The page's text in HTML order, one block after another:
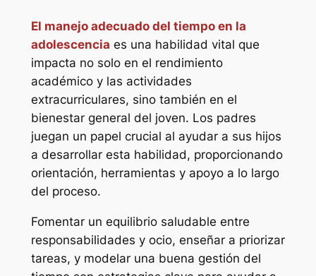
El manejo adecuado del tiempo en la
adolescencia es una habilidad vital que
impacta no solo en el rendimiento
académico y las actividades
extracurriculares, sino también en el
bienestar general del joven. Los padres
juegan un papel crucial al ayudar a sus hijos
a desarrollar esta habilidad, proporcionando
orientación, herramientas y apoyo a lo largo
del proceso.
Fomentar un equilibrio saludable entre
responsabilidades y ocio, enseñar a priorizar
tareas, y modelar una buena gestión del